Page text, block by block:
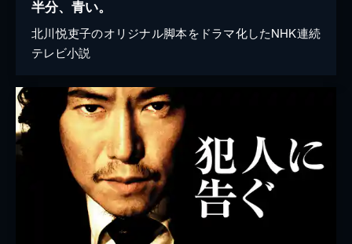
半分、青い。
北川悦吏子のオリジナル脚本をドラマ化したNHK連続
テレビ小説